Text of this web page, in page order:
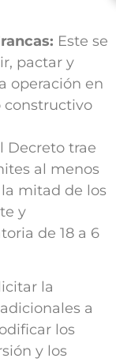
Este se
pactar y
operación en
constructivo
Decreto trae
al menos
mitad de los
y
de 18 a 6
la
a
los
y los